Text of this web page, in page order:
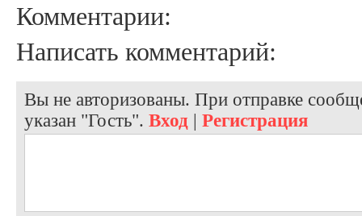
Комментарии:
Написать комментарий:
Вы не авторизованы. При отправке
указан "Гость". Вход | Регистрация